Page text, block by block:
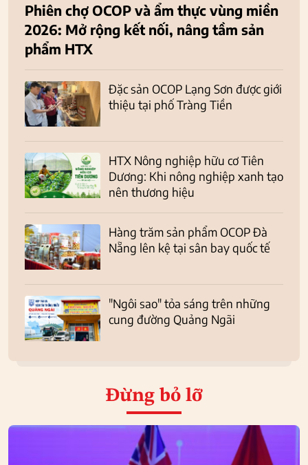
Phiên chợ OCOP và ẩm thực vùng miền
2026: Mở rộng kết nối, nâng tầm sản
phẩm HTX
Đặc sản OCOP Lạng Sơn được giới
thiệu tại phố Tràng Tiền
HTX Nông nghiệp hữu cơ Tiên
Dương: Khi nông nghiệp xanh tạo
nên thương hiệu
Hàng trăm sản phẩm OCOP Đà
Nẵng lên kệ tại sân bay quốc tế
"Ngôi sao" tỏa sáng trên những
cung đường Quảng Ngãi
Đừng bỏ lỡ